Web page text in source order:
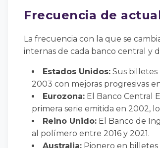
Frecuencia de
La frecuencia con la que se
internas de cada banco central y
Estados Unidos: Sus
2003 con mejoras progresivas
Eurozona: El Banco Central
primera serie emitida en 2002,
Reino Unido: El Banco de
al polímero entre 2016 y 2021.
Australia: Pionero en